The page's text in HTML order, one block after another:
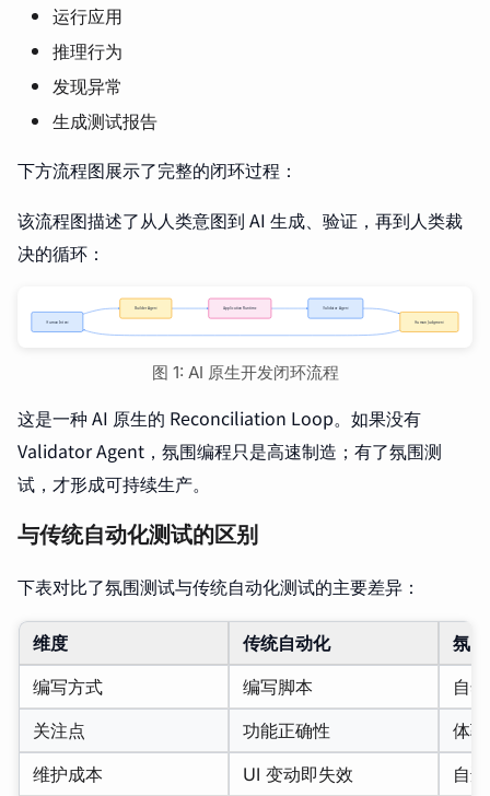
运行应用
推理行为
发现异常
生成测试报告
下方流程图展示了完整的闭环过程：
该流程图描述了从人类意图到 AI 生成、验证，再到人类裁
决的循环：
图 1: AI 原生开发闭环流程
这是一种 AI 原生的 Reconciliation Loop。如果没有
Validator Agent，氛围编程只是高速制造；有了氛围测
试，才形成可持续生产。
与传统自动化测试的区别
下表对比了氛围测试与传统自动化测试的主要差异：
维度 传统自动化
氛
编写方式
编写脚本
自
关注点
功能正确性
体
维护成本
UI 变动即失效
自